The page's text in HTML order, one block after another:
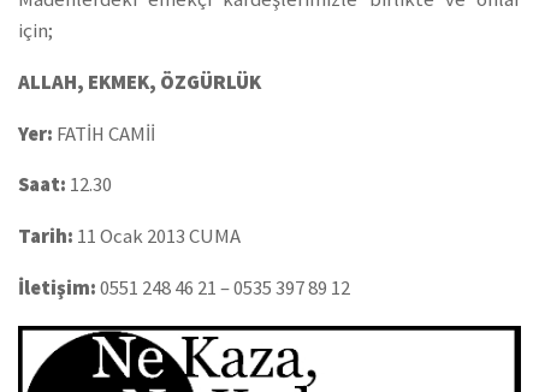
için;
ALLAH, EKMEK, ÖZGÜRLÜK
Yer: FATİH CAMİİ
Saat: 12.30
Tarih: 11 Ocak 2013 CUMA
İletişim:0551 248 46 21 – 0535 397 89 12